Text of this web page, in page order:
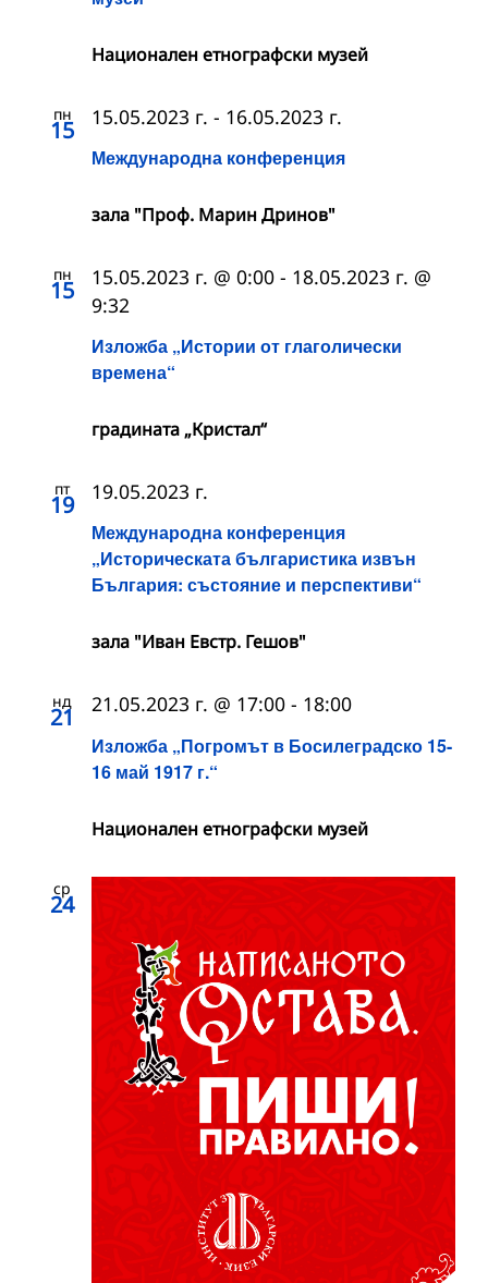
Националeн етнографски музей
пн
15
Международна конференция
15.05.2023 г. - 16.05.2023 г.
зала "Проф. Марин Дринов"
пн
15
Изложба „Истории от глаголически
времена“
15.05.2023 г. @ 0:00 - 18.05.2023 г. @
9:32
градината „Кристал“
пт
19
Международна конференция
„Историческата българистика извън
България: състояние и перспективи“
19.05.2023 г.
зала "Иван Евстр. Гешов"
нд
21
Изложба „Погромът в Босилеградско 15-
16 май 1917 г.“
21.05.2023 г. @ 17:00 - 18:00
Национален етнографски музей
ср
24